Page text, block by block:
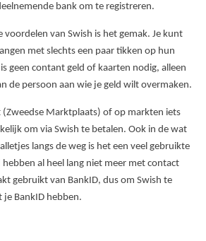
bank om te registreren.
voordelen van Swish is het gemak. Je kunt
met slechts een paar tikken op hun
geen contant geld of kaarten nodig, alleen
de persoon aan wie je geld wilt overmaken.
(Zweedse Marktplaats) of op markten iets
om via Swish te betalen. Ook in de wat
langs de weg is het een veel gebruikte
al heel lang niet meer met contact
gebruikt van BankID, dus om Swish te
je BankID hebben.